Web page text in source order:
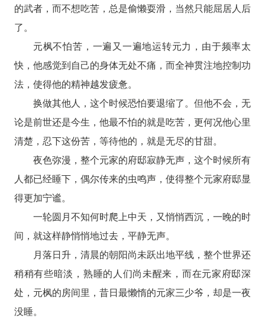
的武者，而不想吃苦，总是偷懒耍滑，当然只能屈居人后
了。
元枫不怕苦，一遍又一遍地运转元力，由于频率太
快，他感觉到自己的身体无处不痛，而全神贯注地控制功
法，使得他的精神越发疲惫。
换做其他人，这个时候恐怕要退缩了。但他不会，无
论是前世还是今生，他最不怕的就是吃苦，更何况他心里
清楚，忍下这份苦，等待他的，就是无尽的甘甜。
夜色弥漫，整个元家的府邸寂静无声，这个时候所有
人都已经睡下，偶尔传来的虫鸣声，使得整个元家府邸显
得更加宁谧。
一轮圆月不知何时爬上中天，又悄悄西沉，一晚的时
间，就这样静悄悄地过去，平静无声。
月落日升，清晨的朝阳尚未跃出地平线，整个世界还
稍稍有些暗淡，熟睡的人们尚未醒来，而在元家府邸深
处，元枫的房间里，昔日最懒惰的元家三少爷，却是一夜
没睡。